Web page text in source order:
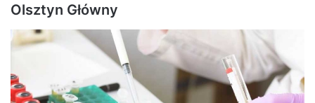
Olsztyn Główny